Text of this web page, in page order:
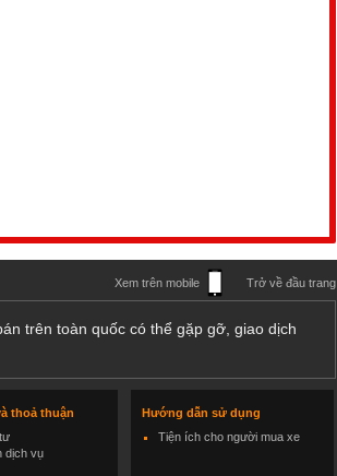
Xem trên mobile Trở về đầu trang
trên toàn quốc có thể gặp gỡ, giao dịch
thoả thuận
dịch vụ
Hướng dẫn sử dụng
Tiện ích cho người mua xe